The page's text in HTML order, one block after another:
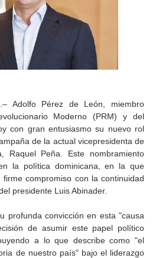
Adolfo Pérez de León, miembro
Moderno (PRM) y del
con gran entusiasmo su nuevo rol
de la actual vicepresidenta de
Raquel Peña. Este nombramiento
la política dominicana, en la que
compromiso con la continuidad
presidente Luis Abinader.
profunda convicción en esta "causa
de asumir este papel político
a lo que describe como "el
de nuestro país" bajo el liderazgo